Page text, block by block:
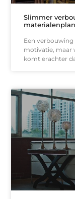
Slimmer
Een
motivatie, maar
komt erachter